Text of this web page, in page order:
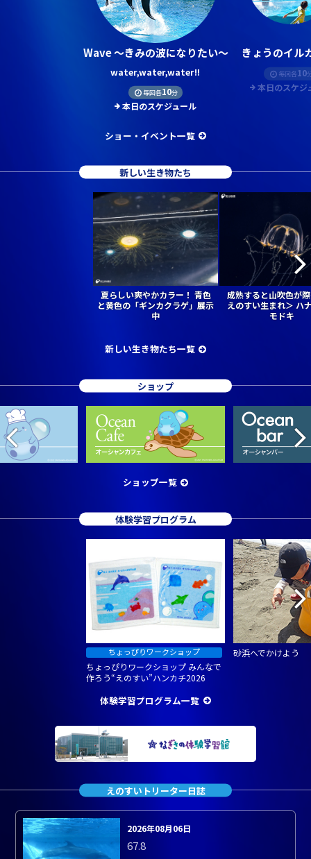
Wave ～きみの波になりたい～
water,water,water!!
毎回各10分
本日のスケジュール
きょうのイル
毎回各10
本日のスケジ
ショー・イベント一覧
新しい生き物たち
夏らしい爽やかカラー！ 青色
と黄色の「ギンカクラゲ」展示
中
成熟すると山吹色が
えのすい生まれ＞ ハ
モドキ
新しい生き物たち一覧
ショップ
ショップ一覧
体験学習プログラム
ちょっぴりワークショップ みんなで
作ろう“えのすい”ハンカチ2026
砂浜へでかけよう
体験学習プログラム一覧
えのすいトリーター日誌
2026年08月06日
67.8